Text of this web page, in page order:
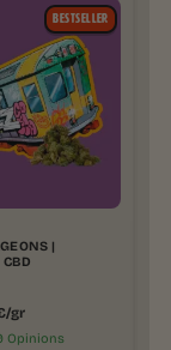
BESTSELLER
|
/gr
Opinions